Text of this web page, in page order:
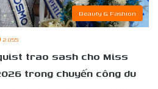
Beauty & Fashion
2.055
trao sash cho Miss
trong chuyến công du